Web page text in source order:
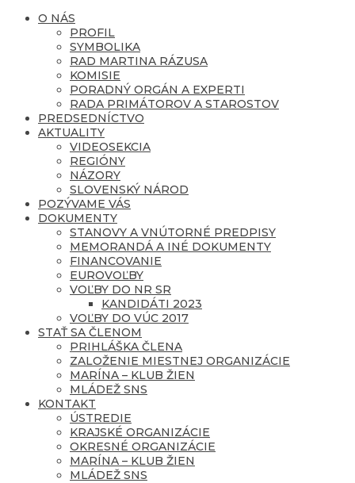
O NÁS
PROFIL
SYMBOLIKA
RAD MARTINA RÁZUSA
KOMISIE
PORADNÝ ORGÁN A EXPERTI
RADA PRIMÁTOROV A STAROSTOV
PREDSEDNÍCTVO
AKTUALITY
VIDEOSEKCIA
REGIÓNY
NÁZORY
SLOVENSKÝ NÁROD
POZÝVAME VÁS
DOKUMENTY
STANOVY A VNÚTORNÉ PREDPISY
MEMORANDÁ A INÉ DOKUMENTY
FINANCOVANIE
EUROVOĽBY
VOĽBY DO NR SR
KANDIDÁTI 2023
VOĽBY DO VÚC 2017
STAŤ SA ČLENOM
PRIHLÁŠKA ČLENA
ZALOŽENIE MIESTNEJ ORGANIZÁCIE
MARÍNA – KLUB ŽIEN
MLÁDEŽ SNS
KONTAKT
ÚSTREDIE
KRAJSKÉ ORGANIZÁCIE
OKRESNÉ ORGANIZÁCIE
MARÍNA – KLUB ŽIEN
MLÁDEŽ SNS